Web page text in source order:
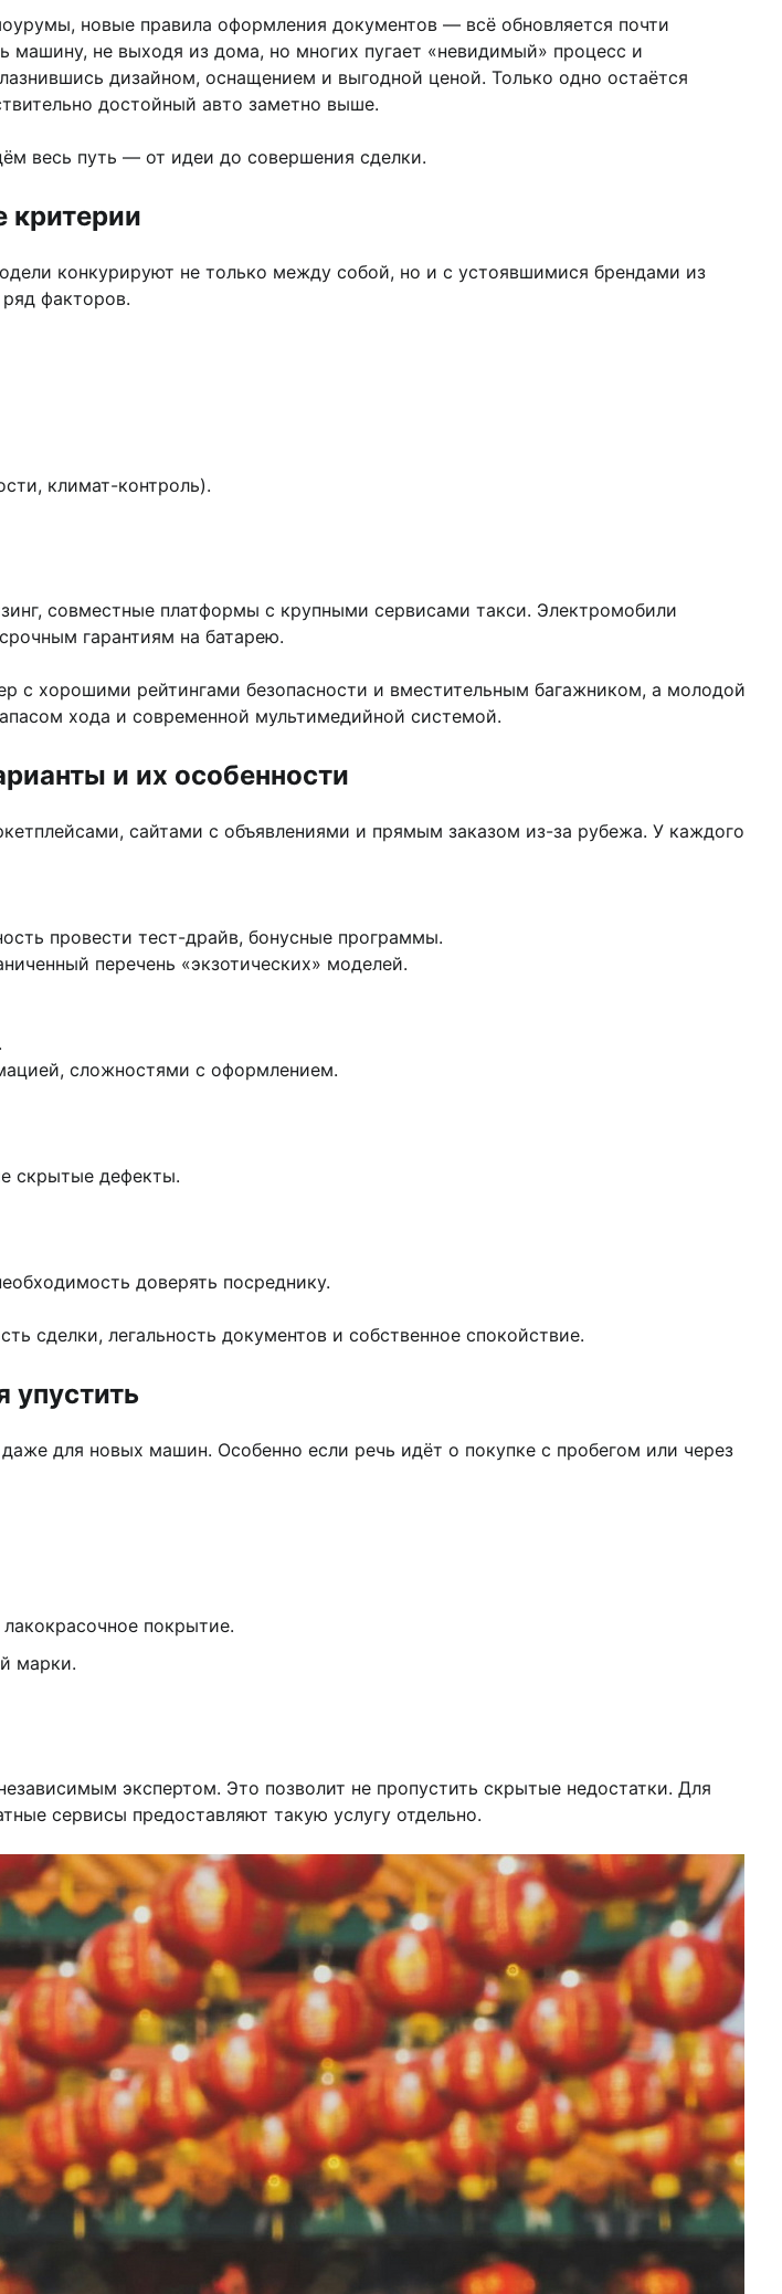
новые правила оформления документов — всё обновляется почти
не выходя из дома, но многих пугает «невидимый» процесс и
дизайном, оснащением и выгодной ценой. Только одно остаётся
достойный авто заметно выше.
весь путь — от идеи до совершения сделки.
критерии
конкурируют не только между собой, но и с устоявшимися брендами из
факторов.
климат-контроль).
совместные платформы с крупными сервисами такси. Электромобили
гарантиям на батарею.
с хорошими рейтингами безопасности и вместительным багажником, а молодой
хода и современной мультимедийной системой.
и их особенности
сайтами с объявлениями и прямым заказом из-за рубежа. У каждого
провести тест-драйв, бонусные программы.
перечень «экзотических» моделей.
сложностями с оформлением.
скрытые дефекты.
доверять посреднику.
сделки, легальность документов и собственное спокойствие.
упустить
для новых машин. Особенно если речь идёт о покупке с пробегом или через
покрытие.
марки.
экспертом. Это позволит не пропустить скрытые недостатки. Для
сервисы предоставляют такую услугу отдельно.